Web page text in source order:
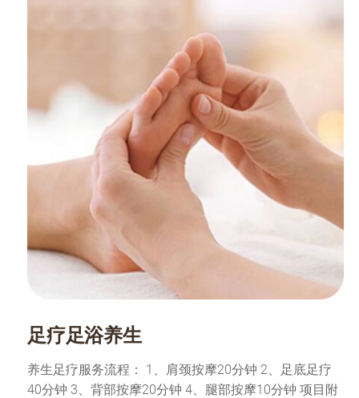
足疗足浴养生
养生足疗服务流程： 1、肩颈按摩20分钟 2、足底足疗
40分钟 3、背部按摩20分钟 4、腿部按摩10分钟 项目附